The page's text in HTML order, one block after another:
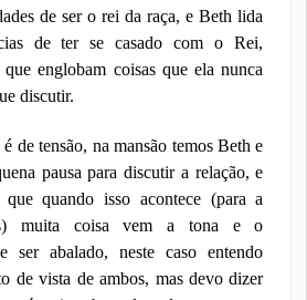
de ser o rei da raça, e Beth lida
de ter se casado com o Rei,
que englobam coisas que ela nunca
discutir.
de tensão, na mansão temos Beth e
pausa para discutir a relação, e
que quando isso acontece (para a
muita coisa vem a tona e o
ser abalado, neste caso entendo
de vista de ambos, mas devo dizer